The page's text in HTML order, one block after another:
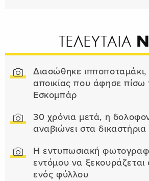
ΤΕΛΕΥΤΑΙΑ
Διασώθηκε
αποικίας που άφησε
Εσκομπάρ
30 χρόνια μετά, η
αναβιώνει στα δικαστήρια
Η εντυπωσιακή
εντόμου να
ενός φύλλου